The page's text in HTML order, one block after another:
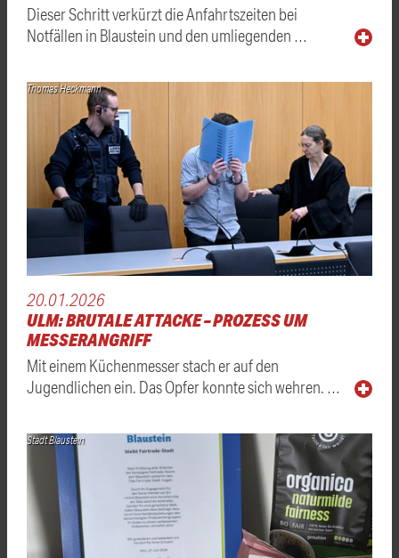
Dieser Schritt verkürzt die Anfahrtszeiten bei
Notfällen in Blaustein und den umliegenden …
Thomas Heckmann
20.01.2026
ULM: BRUTALE ATTACKE – PROZESS UM
MESSERANGRIFF
Mit einem Küchenmesser stach er auf den
Jugendlichen ein. Das Opfer konnte sich wehren. …
Stadt Blaustein